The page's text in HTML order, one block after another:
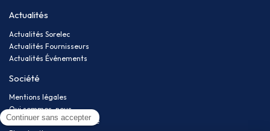
Actualités
Actualités Sorelec
Actualités Fournisseurs
Actualités Événements
Société
Mentions légales
Qui sommes-nous
Politique de confidentialité